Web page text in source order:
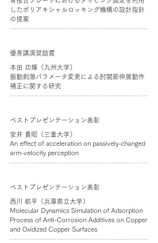
したポリアキシャルロッキング機構の設計指針
の提案
優秀講演奨励賞
本田 功輝（九州大学）
振動刺激パラメータ変更による肘関節伸展動作
補正に関する研究
ベストプレゼンテーション表彰
安井 貴昭（三重大学）
An effect of acceleration on passively-changed
arm-velocity perception
ベストプレゼンテーション表彰
西川 航平（兵庫県立大学）
Molecular Dynamics Simulation of Adsorption
Process of Anti-Corrosion Additives on Copper
and Oxidized Copper Surfaces